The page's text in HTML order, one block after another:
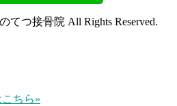
てつ接骨院 All Rights Reserved.
ちら»